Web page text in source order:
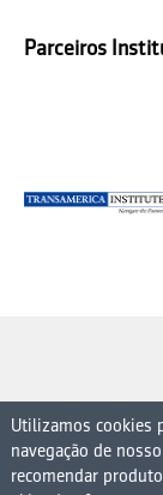
Parceiros
Instituto de
Utilizamos cookies
navegação de
recomendar